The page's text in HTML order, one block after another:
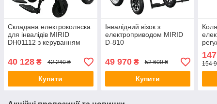
Складана електроколяска
для інвалідів MIRID
DH01112 з керуванням
40 128 ₴ 42 240 ₴
Купити
Інвалідний візок з
електроприводом MIRID
D-810
49 970₴ 52 600 ₴
Купити
154